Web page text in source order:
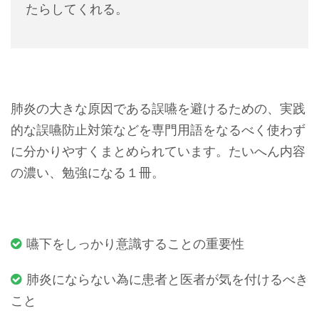
たらしてくれる。
肺炎の大きな原因である誤嚥を避けるための、実践
的な誤嚥防止対策などを専門用語をなるべく使わず
に分かりやすくまとめられています。たいへん内容
の濃い、勉強になる１冊。
嚥下をしっかり意識することの重要性
肺炎にならない為に患者と医者が気を付けるべき
こと